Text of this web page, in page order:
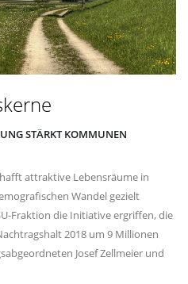
STÄRKT KOMMUNEN
attraktive Lebensräume in
Wandel gezielt
Fraktion die Initiative ergriffen, die
2018 um 9 Millionen
Josef Zellmeier und